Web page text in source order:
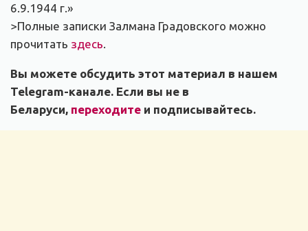
6.9.1944 г.»
>Полные записки Залмана Градовского можно
прочитать здесь.
Вы можете обсудить этот материал в нашем
Telegram-канале. Если вы не в
Беларуси, переходите и подписывайтесь.